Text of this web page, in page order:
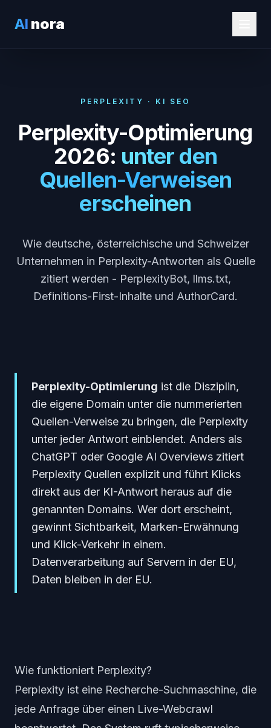
AI nora
PERPLEXITY · KI SEO
Perplexity-Optimierung
2026: unter den
Quellen-Verweisen
erscheinen
Wie deutsche, österreichische und Schweizer
Unternehmen in Perplexity-Antworten als Quelle
zitiert werden - PerplexityBot, llms.txt,
Definitions-First-Inhalte und AuthorCard.
Perplexity-Optimierung ist die Disziplin,
die eigene Domain unter die nummerierten
Quellen-Verweise zu bringen, die Perplexity
unter jeder Antwort einblendet. Anders als
ChatGPT oder Google AI Overviews zitiert
Perplexity Quellen explizit und führt Klicks
direkt aus der KI-Antwort heraus auf die
genannten Domains. Wer dort erscheint,
gewinnt Sichtbarkeit, Marken-Erwähnung
und Klick-Verkehr in einem.
Datenverarbeitung auf Servern in der EU,
Daten bleiben in der EU.
Wie funktioniert Perplexity?
Perplexity ist eine Recherche-Suchmaschine, die
jede Anfrage über einen Live-Webcrawl